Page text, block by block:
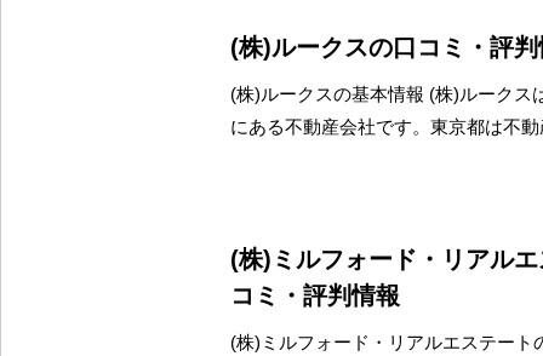
(株)ルークスの口コミ・評
(株)ルークスの基本情報 (株)ルークス
にある不動産会社です。東京都は不
(株)ミルフォード・リアル
コミ・評判情報
(株)ミルフォード・リアルエステート